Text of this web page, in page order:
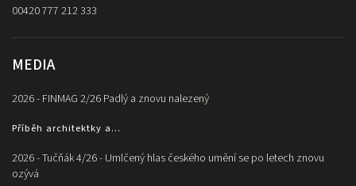
00420 777 212 333
MEDIA
2026 - FINMAG 2/26 Padlý a znovu nalezený
Příběh architektky a...
2026 - Tučňák 4/26 - Umlčený hlas českého umění se po letech znovu
ozývá